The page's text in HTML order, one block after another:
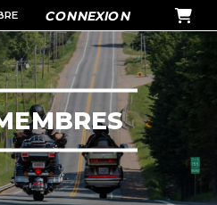
CONNEXION PANIER